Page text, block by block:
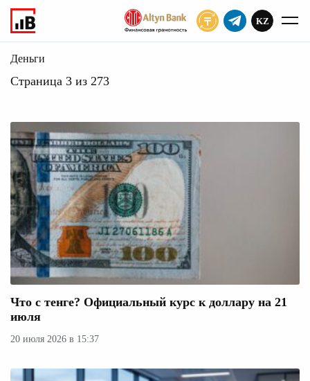
KZ
Главное
Деньги
Страница 3 из 273
Что с тенге? Официальный курс к доллару на 21
июля
20 июля 2026 в 15:37